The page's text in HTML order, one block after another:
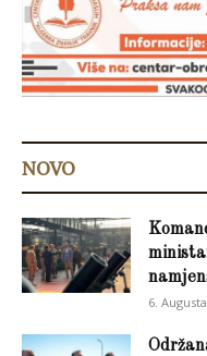
NOVO
6.